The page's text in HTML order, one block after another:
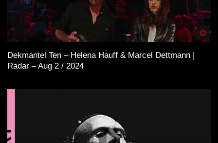
Dekmantel Ten – Helena Hauff & Marcel Dettmann |
Radar – Aug 2 / 2024